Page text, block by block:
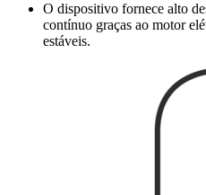
O dispositivo fornece alto
contínuo graças ao motor
estáveis.